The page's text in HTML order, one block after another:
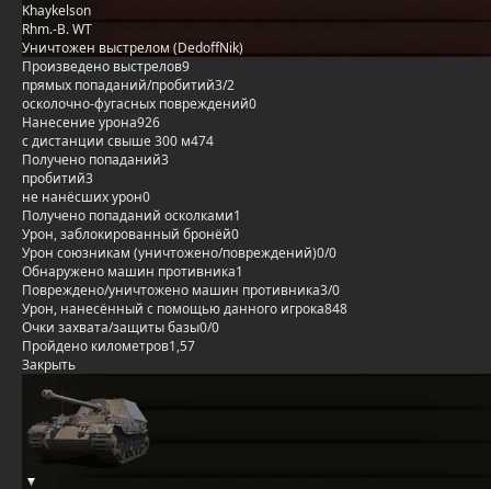
Khaykelson
Rhm.-B. WT
Уничтожен выстрелом (DedoffNik)
Произведено выстрелов9
прямых попаданий/пробитий3/2
осколочно-фугасных повреждений0
Нанесение урона926
с дистанции свыше 300 м474
Получено попаданий3
пробитий3
не нанёсших урон0
Получено попаданий осколками1
Урон, заблокированный бронёй0
Урон союзникам (уничтожено/повреждений)0/0
Обнаружено машин противника1
Повреждено/уничтожено машин противника3/0
Урон, нанесённый с помощью данного игрока848
Очки захвата/защиты базы0/0
Пройдено километров1,57
Закрыть